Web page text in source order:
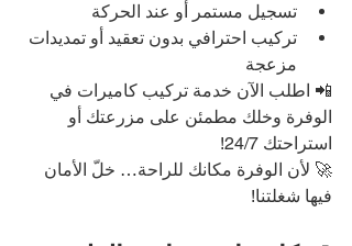
تسجيل مستمر أو عند الحركة
تركيب احترافي بدون تعقيد أو تمديدات
مزعجة
📲 اطلب الآن خدمة تركيب كاميرات في
الوفرة وخلك مطمئن على مزرعتك أو
استراحتك 24/7!
🚀 لأن الوفرة مكانك للراحة… خلّ الأمان
فيها شغلتنا!